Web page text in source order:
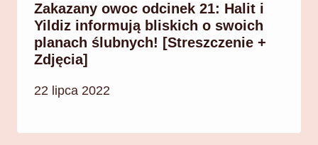
Zakazany owoc odcinek 21: Halit i
Yildiz informują bliskich o swoich
planach ślubnych! [Streszczenie +
Zdjęcia]
22 lipca 2022